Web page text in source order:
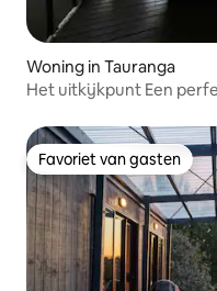
Woning in Tauranga
Het uitkijkpunt Een
Favoriet van gasten
Favoriet van gasten